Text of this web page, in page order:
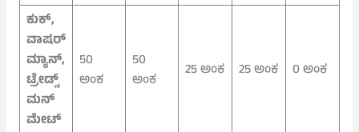
ಕುಕ್,
ವಾಷರ್‌
ಮ್ಯಾನ್,
ಟ್ರೇಡ್ಸ್‌
ಮನ್
ಮೇಟ್
50
ಅಂಕ
50
ಅಂಕ
25 ಅಂಕ 25 ಅಂಕ 0 ಅಂಕ